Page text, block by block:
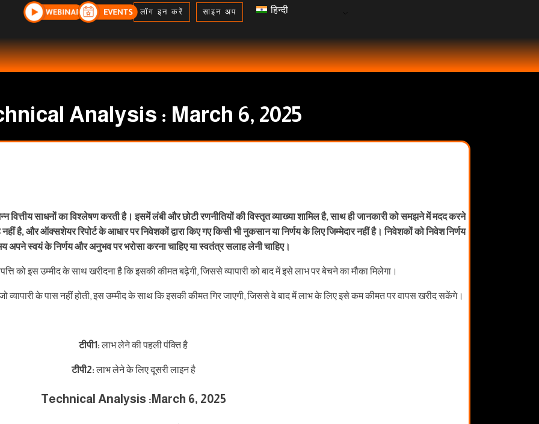
लॉग इन करें साइन अप हिन्दी
Analysis : March 6, 2025
वित्तीय साधनों का विश्लेषण करती है। इसमें लंबी और छोटी रणनीतियों की विस्तृत व्याख्या शामिल है, साथ ही जानकारी को समझने में मदद करने
नहीं है, और ऑक्सशेयर रिपोर्ट के आधार पर निवेशकों द्वारा किए गए किसी भी नुकसान या निर्णय के लिए जिम्मेदार नहीं है। निवेशकों को निवेश निर्णय
अपने स्वयं के निर्णय और अनुभव पर भरोसा करना चाहिए या स्वतंत्र सलाह लेनी चाहिए।
को इस उम्मीद के साथ खरीदना है कि इसकी कीमत बढ़ेगी, जिससे व्यापारी को बाद में इसे लाभ पर बेचने का मौका मिलेगा।
जो व्यापारी के पास नहीं होती, इस उम्मीद के साथ कि इसकी कीमत गिर जाएगी, जिससे वे बाद में लाभ के लिए इसे कम कीमत पर वापस खरीद सकेंगे।
टीपी1:लाभ लेने की पहली पंक्ति है
टीपी2:लाभ लेने के लिए दूसरी लाइन है
Technical Analysis :March 6, 2025